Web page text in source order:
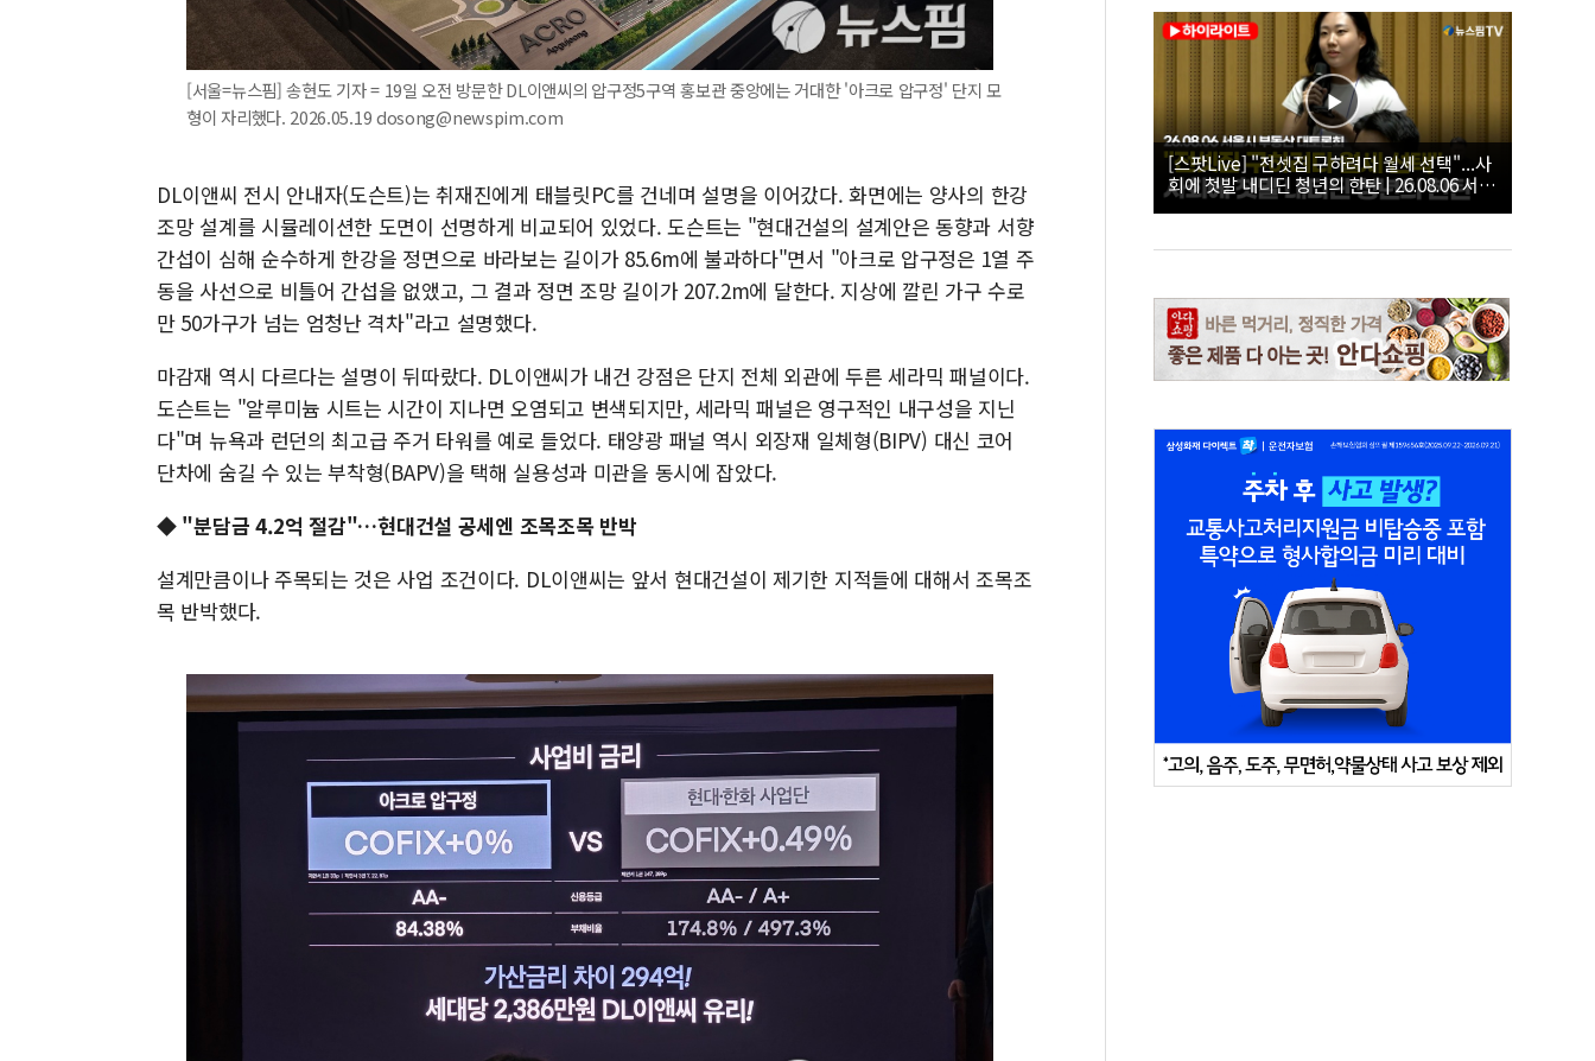
[서울=뉴스핌] 송현도 기자 = 19일 오전 방문한 DL이앤씨의 압구정5구역 홍보관 중앙에는 거대한 '아크로 압구정' 단지 모
형이 자리했다. 2026.05.19 dosong@newspim.com
DL이앤씨 전시 안내자(도슨트)는 취재진에게 태블릿PC를 건네며 설명을 이어갔다. 화면에는 양사의 한강
조망 설계를 시뮬레이션한 도면이 선명하게 비교되어 있었다. 도슨트는 "현대건설의 설계안은 동향과 서향
간섭이 심해 순수하게 한강을 정면으로 바라보는 길이가 85.6m에 불과하다"면서 "아크로 압구정은 1열 주
동을 사선으로 비틀어 간섭을 없앴고, 그 결과 정면 조망 길이가 207.2m에 달한다. 지상에 깔린 가구 수로
만 50가구가 넘는 엄청난 격차"라고 설명했다.
마감재 역시 다르다는 설명이 뒤따랐다. DL이앤씨가 내건 강점은 단지 전체 외관에 두른 세라믹 패널이다.
도슨트는 "알루미늄 시트는 시간이 지나면 오염되고 변색되지만, 세라믹 패널은 영구적인 내구성을 지닌
다"며 뉴욕과 런던의 최고급 주거 타워를 예로 들었다. 태양광 패널 역시 외장재 일체형(BIPV) 대신 코어
단차에 숨길 수 있는 부착형(BAPV)을 택해 실용성과 미관을 동시에 잡았다.
◆ "분담금 4.2억 절감"…현대건설 공세엔 조목조목 반박
설계만큼이나 주목되는 것은 사업 조건이다. DL이앤씨는 앞서 현대건설이 제기한 지적들에 대해서 조목조
목 반박했다.
[스팟Live] "전셋집 구하려다 월세 선택"...사
회에 첫발 내디딘 청년의 한탄 | 26.08.06 서울
시 부동산 대토론회